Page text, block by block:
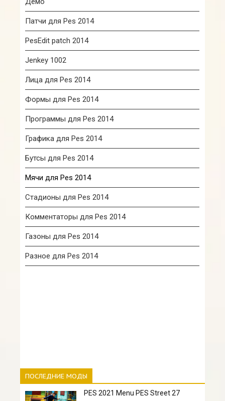
Патчи для Pes 2014
PesEdit patch 2014
Jenkey 1002
Лица для Pes 2014
Формы для Pes 2014
Программы для Pes 2014
Графика для Pes 2014
Бутсы для Pes 2014
Мячи для Pes 2014
Стадионы для Pes 2014
Комментаторы для Pes 2014
Газоны для Pes 2014
Разное для Pes 2014
ПОСЛЕДНИЕ МОДЫ
PES 2021 Menu PES Street 27